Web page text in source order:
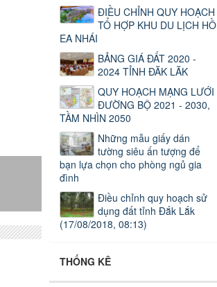
ĐIỀU CHỈNH QUY HOẠCH
TỔ HỢP KHU DU LỊCH HỒ
EA NHÁI
BẢNG GIÁ ĐẤT 2020 -
2024 TỈNH ĐĂK LĂK
QUY HOẠCH MẠNG LƯỚI
ĐƯỜNG BỘ 2021 - 2030,
TẦM NHÌN 2050
Những mẫu giấy dán
tường siêu ấn tượng để
bạn lựa chọn cho phòng ngủ gia
đình
Điều chỉnh quy hoạch sử
dụng đất tỉnh Đắk Lắk
(17/08/2018, 08:13)
THỐNG KÊ